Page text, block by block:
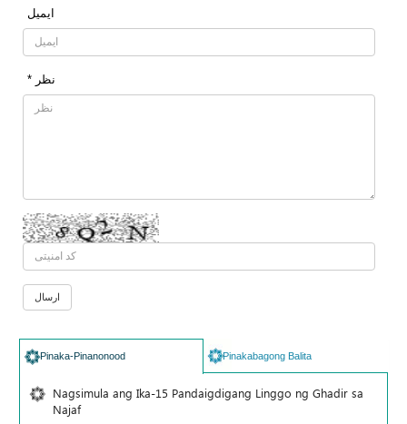
ایمیل
* نظر
Pinaka-Pinanonood Pinakabagong Balita
Nagsimula ang Ika-15 Pandaigdigang Linggo ng Ghadir sa
Najaf